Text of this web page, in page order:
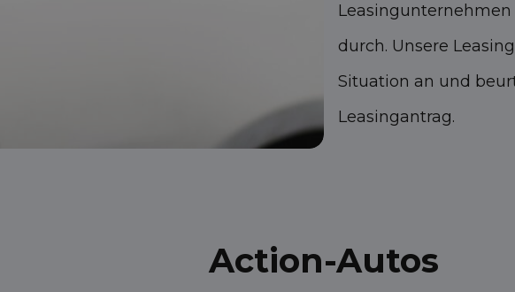
durch. Unsere
Situation an und
Leasingantrag.
Action-Autos